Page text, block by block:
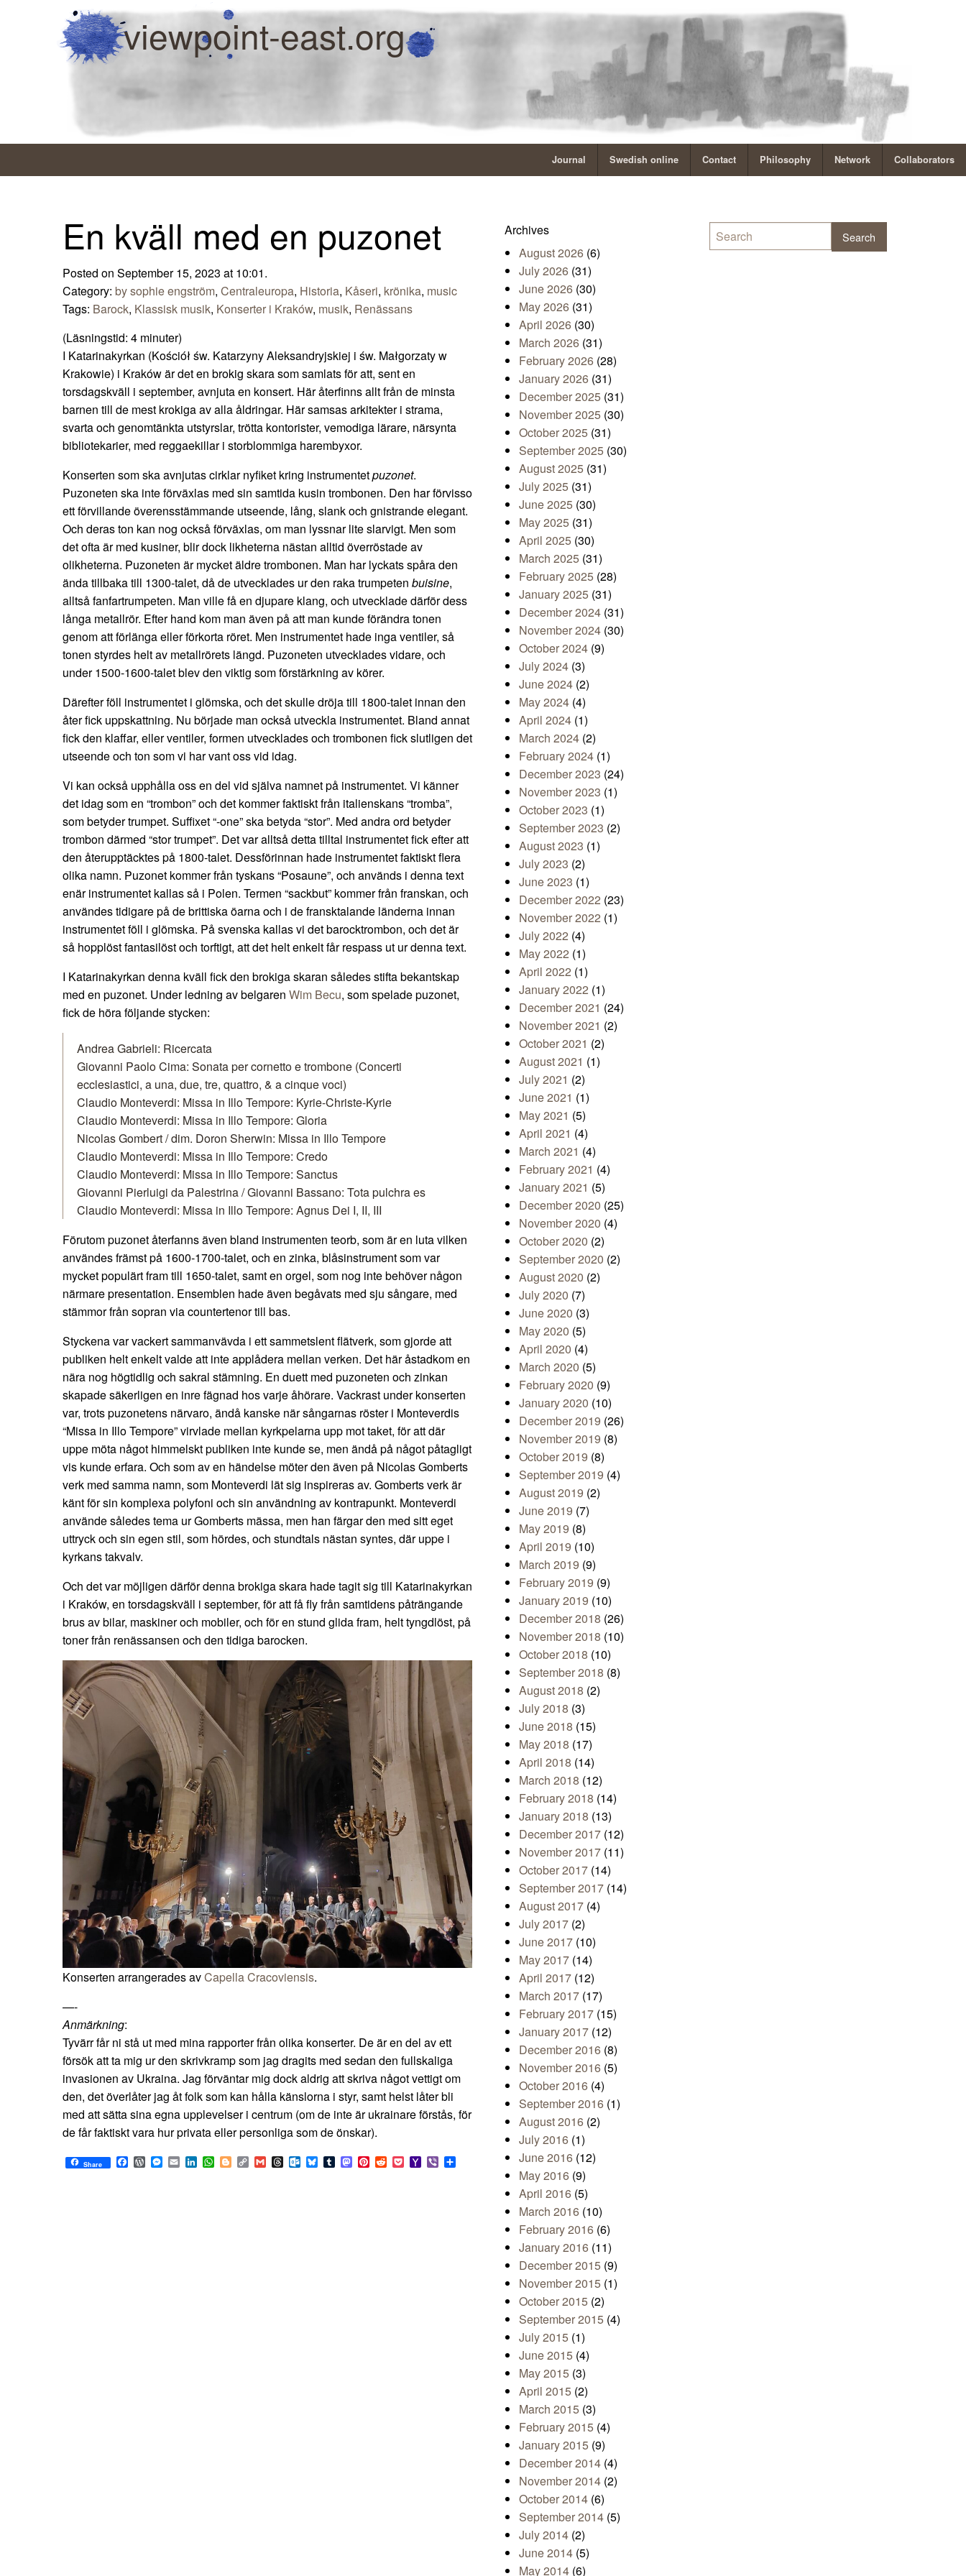
viewpoint-east.org
Journal Swedish online Contact Philosophy Network Collaborators
En kväll med en puzonet
Posted on September 15, 2023 at 10:01.
Category: by sophie engström, Centraleuropa, Historia, Kåseri, krönika, music
Tags: Barock, Klassisk musik, Konserter i Kraków, musik, Renässans
(Läsningstid: 4 minuter)
I Katarinakyrkan (Kościół św. Katarzyny Aleksandryjskiej i św. Małgorzaty w
Krakowie) i Kraków är det en brokig skara som samlats för att, sent en
torsdagskväll i september, avnjuta en konsert. Här återfinns allt från de minsta
barnen till de mest krokiga av alla åldringar. Här samsas arkitekter i strama,
svarta och genomtänkta utstyrslar, trötta kontorister, vemodiga lärare, närsynta
bibliotekarier, med reggaekillar i storblommiga harembyxor.
Konserten som ska avnjutas cirklar nyfiket kring instrumentetpuzonet.
Puzoneten ska inte förväxlas med sin samtida kusin trombonen. Den har förvisso
ett förvillande överensstämmande utseende, lång, slank och gnistrande elegant.
Och deras ton kan nog också förväxlas, om man lyssnar lite slarvigt. Men som
det ofta är med kusiner, blir dock likheterna nästan alltid överröstade av
olikheterna. Puzoneten är mycket äldre trombonen. Man har lyckats spåra den
ända tillbaka till 1300-talet, då de utvecklades ur den raka trumpeten buisine,
alltså fanfartrumpeten. Man ville få en djupare klang, och utvecklade därför dess
långa metallrör. Efter hand kom man även på att man kunde förändra tonen
genom att förlänga eller förkorta röret. Men instrumentet hade inga ventiler, så
tonen styrdes helt av metallrörets längd. Puzoneten utvecklades vidare, och
under 1500-1600-talet blev den viktig som förstärkning av körer.
Därefter föll instrumentet i glömska, och det skulle dröja till 1800-talet innan den
åter fick uppskattning. Nu började man också utveckla instrumentet. Bland annat
fick den klaffar, eller ventiler, formen utvecklades och trombonen fick slutligen det
utseende och ton som vi har vant oss vid idag.
Vi kan också upphålla oss en del vid själva namnet på instrumentet. Vi känner
det idag som en “trombon” och det kommer faktiskt från italienskans “tromba”,
som betyder trumpet. Suffixet “-one” ska betyda “stor”. Med andra ord betyder
trombon därmed “stor trumpet”. Det var alltså detta tilltal instrumentet fick efter att
den återupptäcktes på 1800-talet. Dessförinnan hade instrumentet faktiskt flera
olika namn. Puzonet kommer från tyskans “Posaune”, och används i denna text
enär instrumentet kallas så i Polen. Termen “sackbut” kommer från franskan, och
användes tidigare på de brittiska öarna och i de fransktalande länderna innan
instrumentet föll i glömska. På svenska kallas vi det barocktrombon, och det är
så hopplöst fantasilöst och torftigt, att det helt enkelt får respass ut ur denna text.
I Katarinakyrkan denna kväll fick den brokiga skaran således stifta bekantskap
med en puzonet. Under ledning av belgaren Wim Becu, som spelade puzonet,
fick de höra följande stycken:
Andrea Gabrieli: Ricercata
Giovanni Paolo Cima: Sonata per cornetto e trombone (Concerti
ecclesiastici, a una, due, tre, quattro, & a cinque voci)
Claudio Monteverdi: Missa in Illo Tempore: Kyrie-Christe-Kyrie
Claudio Monteverdi: Missa in Illo Tempore: Gloria
Nicolas Gombert / dim. Doron Sherwin: Missa in Illo Tempore
Claudio Monteverdi: Missa in Illo Tempore: Credo
Claudio Monteverdi: Missa in Illo Tempore: Sanctus
Giovanni Pierluigi da Palestrina / Giovanni Bassano: Tota pulchra es
Claudio Monteverdi: Missa in Illo Tempore: Agnus Dei I, II, III
Förutom puzonet återfanns även bland instrumenten teorb, som är en luta vilken
användes främst på 1600-1700-talet, och en zinka, blåsinstrument som var
mycket populärt fram till 1650-talet, samt en orgel, som nog inte behöver någon
närmare presentation. Ensemblen hade även begåvats med sju sångare, med
stämmor från sopran via countertenor till bas.
Styckena var vackert sammanvävda i ett sammetslent flätverk, som gjorde att
publiken helt enkelt valde att inte applådera mellan verken. Det här åstadkom en
nära nog högtidlig och sakral stämning. En duett med puzoneten och zinkan
skapade säkerligen en inre fägnad hos varje åhörare. Vackrast under konserten
var, trots puzonetens närvaro, ändå kanske när sångarnas röster i Monteverdis
“Missa in Illo Tempore” virvlade mellan kyrkpelarna upp mot taket, för att där
uppe möta något himmelskt publiken inte kunde se, men ändå på något påtagligt
vis kunde erfara. Och som av en händelse möter den även på Nicolas Gomberts
verk med samma namn, som Monteverdi lät sig inspireras av. Gomberts verk är
känt för sin komplexa polyfoni och sin användning av kontrapunkt. Monteverdi
använde således tema ur Gomberts mässa, men han färgar den med sitt eget
uttryck och sin egen stil, som hördes, och stundtals nästan syntes, där uppe i
kyrkans takvalv.
Och det var möjligen därför denna brokiga skara hade tagit sig till Katarinakyrkan
i Kraków, en torsdagskväll i september, för att få fly från samtidens påträngande
brus av bilar, maskiner och mobiler, och för en stund glida fram, helt tyngdlöst, på
toner från renässansen och den tidiga barocken.
Konserten arrangerades avCapella Cracoviensis.
—-
Anmärkning:
Tyvärr får ni stå ut med mina rapporter från olika konserter. De är en del av ett
försök att ta mig ur den skrivkramp som jag dragits med sedan den fullskaliga
invasionen av Ukraina. Jag förväntar mig dock aldrig att skriva något vettigt om
den, det överlåter jag åt folk som kan hålla känslorna i styr, samt helst låter bli
med att sätta sina egna upplevelser i centrum (om de inte är ukrainare förstås, för
de får faktiskt vara hur privata eller personliga som de önskar).
Share Facebook
WordPress
Messenger
EmailLinkedIn
WhatsApp
BloggerCopy
Link
GmailThreadsOutlook.com
Bluesky
TumblrMastodon
Pinterest
RedditPocketYahoo
Mail
Viber
Archives
August 2026 (6)
July 2026 (31)
June 2026 (30)
May 2026 (31)
April 2026 (30)
March 2026 (31)
February 2026 (28)
January 2026 (31)
December 2025 (31)
November 2025 (30)
October 2025 (31)
September 2025 (30)
August 2025 (31)
July 2025 (31)
June 2025 (30)
May 2025 (31)
April 2025 (30)
March 2025 (31)
February 2025 (28)
January 2025 (31)
December 2024 (31)
November 2024 (30)
October 2024 (9)
July 2024 (3)
June 2024 (2)
May 2024 (4)
April 2024 (1)
March 2024 (2)
February 2024 (1)
December 2023 (24)
November 2023 (1)
October 2023 (1)
September 2023 (2)
August 2023 (1)
July 2023 (2)
June 2023 (1)
December 2022 (23)
November 2022 (1)
July 2022 (4)
May 2022 (1)
April 2022 (1)
January 2022 (1)
December 2021 (24)
November 2021 (2)
October 2021 (2)
August 2021 (1)
July 2021 (2)
June 2021 (1)
May 2021 (5)
April 2021 (4)
March 2021 (4)
February 2021 (4)
January 2021 (5)
December 2020 (25)
November 2020 (4)
October 2020 (2)
September 2020 (2)
August 2020 (2)
July 2020 (7)
June 2020 (3)
May 2020 (5)
April 2020 (4)
March 2020 (5)
February 2020 (9)
January 2020 (10)
December 2019 (26)
November 2019 (8)
October 2019 (8)
September 2019 (4)
August 2019 (2)
June 2019 (7)
May 2019 (8)
April 2019 (10)
March 2019 (9)
February 2019 (9)
January 2019 (10)
December 2018 (26)
November 2018 (10)
October 2018 (10)
September 2018 (8)
August 2018 (2)
July 2018 (3)
June 2018 (15)
May 2018 (17)
April 2018 (14)
March 2018 (12)
February 2018 (14)
January 2018 (13)
December 2017 (12)
November 2017 (11)
October 2017 (14)
September 2017 (14)
August 2017 (4)
July 2017 (2)
June 2017 (10)
May 2017 (14)
April 2017 (12)
March 2017 (17)
February 2017 (15)
January 2017 (12)
December 2016 (8)
November 2016 (5)
October 2016 (4)
September 2016 (1)
August 2016 (2)
July 2016 (1)
June 2016 (12)
May 2016 (9)
April 2016 (5)
March 2016 (10)
February 2016 (6)
January 2016 (11)
December 2015 (9)
November 2015 (1)
October 2015 (2)
September 2015 (4)
July 2015 (1)
June 2015 (4)
May 2015 (3)
April 2015 (2)
March 2015 (3)
February 2015 (4)
January 2015 (9)
December 2014 (4)
November 2014 (2)
October 2014 (6)
September 2014 (5)
July 2014 (2)
June 2014 (5)
May 2014 (6)